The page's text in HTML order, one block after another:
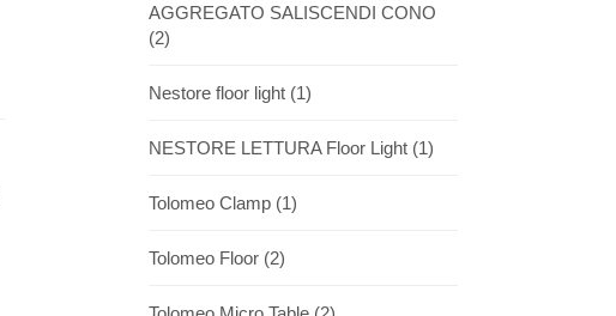
AGGREGATO SALISCENDI CONO
(2)
Nestore floor light (1)
NESTORE LETTURA Floor Light (1)
Tolomeo Clamp (1)
Tolomeo Floor (2)